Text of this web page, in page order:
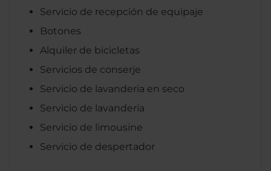
Servicio de recepción de equipaje
Botones
Alquiler de bicicletas
Servicios de conserje
Servicio de lavanderia en seco
Servicio de lavandería
Servicio de limousine
Servicio de despertador